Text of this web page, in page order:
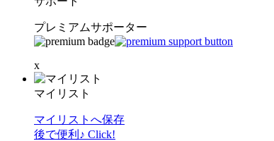
プレミアムサポーター
x
マイリスト
マイリストへ保存
後で便利♪ Click!